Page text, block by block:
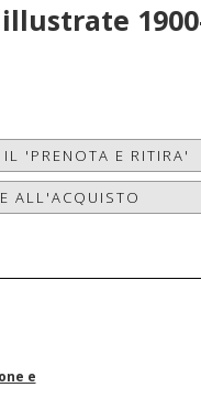
'PRENOTA E RITIRA'
ALL'ACQUISTO
e